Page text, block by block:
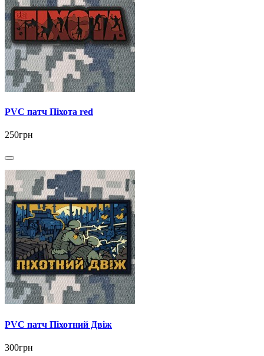
PVC патч Піхота red
250грн
PVC патч Піхотний Двіж
300грн